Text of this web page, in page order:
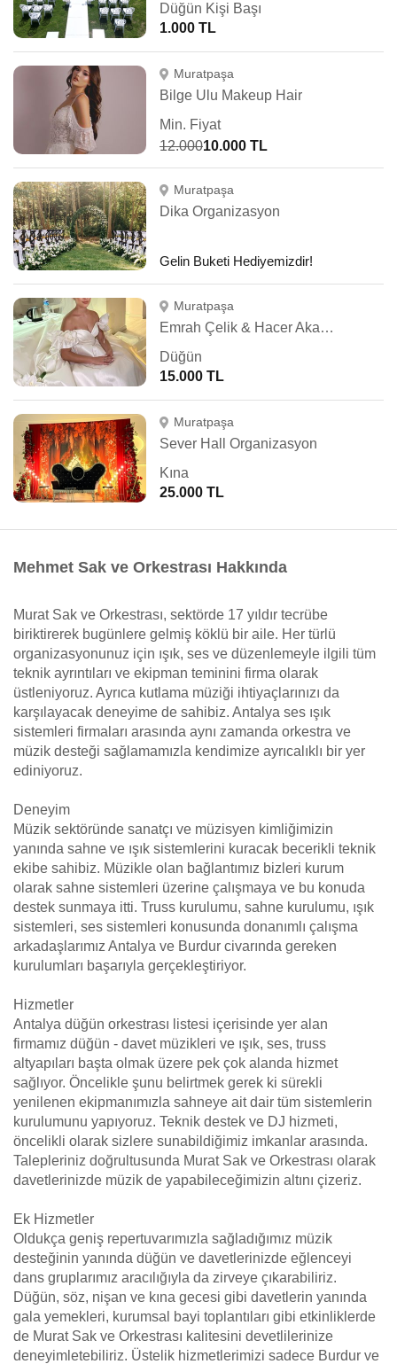
Düğün Kişi Başı
1.000 TL
Muratpaşa
Bilge Ulu Makeup Hair
Min. Fiyat
12.00010.000 TL
Muratpaşa
Dika Organizasyon
Gelin Buketi Hediyemizdir!
Muratpaşa
Emrah Çelik & Hacer Akalan Hair & Makeup
Düğün
15.000 TL
Muratpaşa
Sever Hall Organizasyon
Kına
25.000 TL
Mehmet Sak ve Orkestrası Hakkında
Murat Sak ve Orkestrası, sektörde 17 yıldır tecrübe
biriktirerek bugünlere gelmiş köklü bir aile. Her türlü
organizasyonunuz için ışık, ses ve düzenlemeyle ilgili tüm
teknik ayrıntıları ve ekipman teminini firma olarak
üstleniyoruz. Ayrıca kutlama müziği ihtiyaçlarınızı da
karşılayacak deneyime de sahibiz. Antalya ses ışık
sistemleri firmaları arasında aynı zamanda orkestra ve
müzik desteği sağlamamızla kendimize ayrıcalıklı bir yer
ediniyoruz.
Deneyim
Müzik sektöründe sanatçı ve müzisyen kimliğimizin
yanında sahne ve ışık sistemlerini kuracak becerikli teknik
ekibe sahibiz. Müzikle olan bağlantımız bizleri kurum
olarak sahne sistemleri üzerine çalışmaya ve bu konuda
destek sunmaya itti. Truss kurulumu, sahne kurulumu, ışık
sistemleri, ses sistemleri konusunda donanımlı çalışma
arkadaşlarımız Antalya ve Burdur civarında gereken
kurulumları başarıyla gerçekleştiriyor.
Hizmetler
Antalya düğün orkestrası listesi içerisinde yer alan
firmamız düğün - davet müzikleri ve ışık, ses, truss
altyapıları başta olmak üzere pek çok alanda hizmet
sağlıyor. Öncelikle şunu belirtmek gerek ki sürekli
yenilenen ekipmanımızla sahneye ait dair tüm sistemlerin
kurulumunu yapıyoruz. Teknik destek ve DJ hizmeti,
öncelikli olarak sizlere sunabildiğimiz imkanlar arasında.
Talepleriniz doğrultusunda Murat Sak ve Orkestrası olarak
davetlerinizde müzik de yapabileceğimizin altını çizeriz.
Ek Hizmetler
Oldukça geniş repertuvarımızla sağladığımız müzik
desteğinin yanında düğün ve davetlerinizde eğlenceyi
dans gruplarımız aracılığıyla da zirveye çıkarabiliriz.
Düğün, söz, nişan ve kına gecesi gibi davetlerin yanında
gala yemekleri, kurumsal bayi toplantıları gibi etkinliklerde
de Murat Sak ve Orkestrası kalitesini devetlilerinize
deneyimletebiliriz. Üstelik hizmetlerimizi sadece Burdur ve